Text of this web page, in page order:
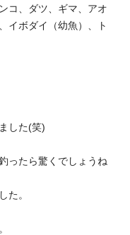
コ、ダツ、ギマ、アオ
イボダイ（幼魚）、ト
した(笑)
ったら驚くでしょうね
た。